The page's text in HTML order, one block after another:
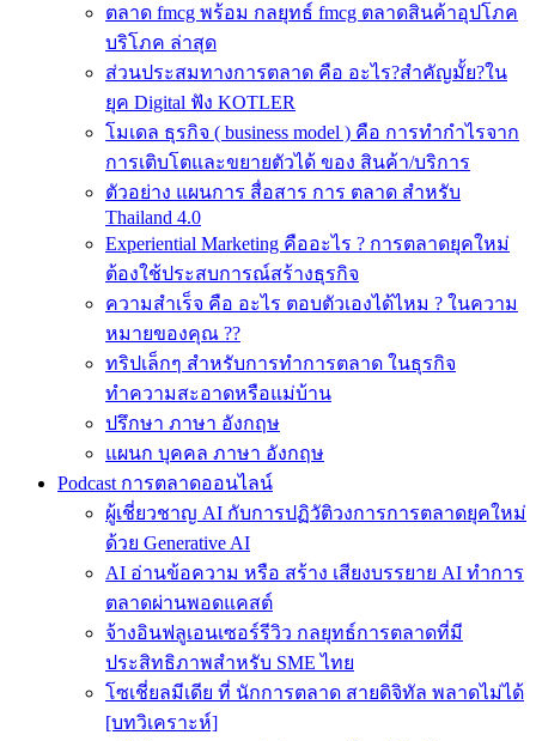
ตลาด fmcg พร้อม กลยุทธ์ fmcg ตลาดสินค้าอุปโภค
บริโภค ล่าสุด
ส่วนประสมทางการตลาด คือ อะไร?สำคัญมั้ย?ใน
ยุค Digital ฟัง KOTLER
โมเดล ธุรกิจ ( business model ) คือ การทำกำไรจาก
การเติบโตและขยายตัวได้ ของ สินค้า/บริการ
ตัวอย่าง แผนการ สื่อสาร การ ตลาด สำหรับ
Thailand 4.0
Experiential Marketing คืออะไร ? การตลาดยุคใหม่
ต้องใช้ประสบการณ์สร้างธุรกิจ
ความสำเร็จ คือ อะไร ตอบตัวเองได้ไหม ? ในความ
หมายของคุณ ??
ทริปเล็กๆ สำหรับการทำการตลาด ในธุรกิจ
ทำความสะอาดหรือแม่บ้าน
ปรึกษา ภาษา อังกฤษ
แผนก บุคคล ภาษา อังกฤษ
Podcast การตลาดออนไลน์
ผู้เชี่ยวชาญ AI กับการปฏิวัติวงการการตลาดยุคใหม่
ด้วย Generative AI
AI อ่านข้อความ หรือ สร้าง เสียงบรรยาย AI ทำการ
ตลาดผ่านพอดแคสต์
จ้างอินฟลูเอนเซอร์รีวิว กลยุทธ์การตลาดที่มี
ประสิทธิภาพสำหรับ SME ไทย
โซเชี่ยลมีเดีย ที่ นักการตลาด สายดิจิทัล พลาดไม่ได้
[บทวิเคราะห์]